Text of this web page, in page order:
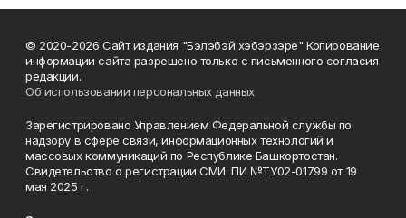
© 2020-2026 Сайт издания "Бэлэбэй хэбэрзэре" Копирование
информации сайта разрешено только с письменного согласия
редакции.
Об использовании персональных данных
Зарегистрировано Управлением Федеральной службы по
надзору в сфере связи, информационных технологий и
массовых коммуникаций по Республике Башкортостан.
Свидетельство о регистрации СМИ: ПИ №ТУ02-01799 от 19
мая 2025 г.